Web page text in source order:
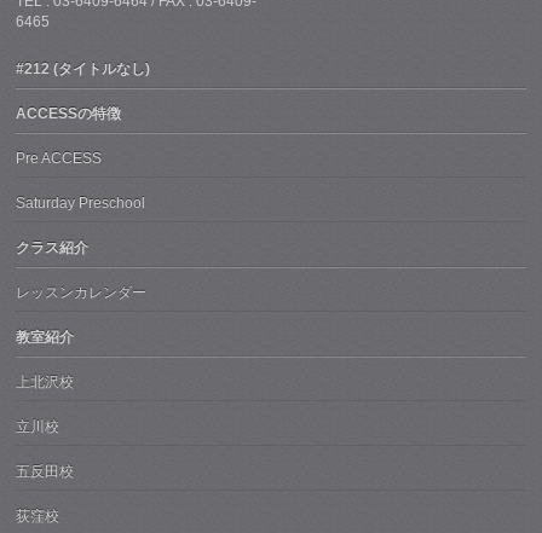
6465
#212 (タイトルなし)
ACCESSの特徴
Pre ACCESS
Saturday Preschool
クラス紹介
レッスンカレンダー
教室紹介
上北沢校
立川校
五反田校
荻窪校